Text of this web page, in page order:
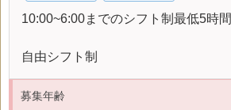
10:00~6:00までのシフト制最低5時間
自由シフト制
募集年齢